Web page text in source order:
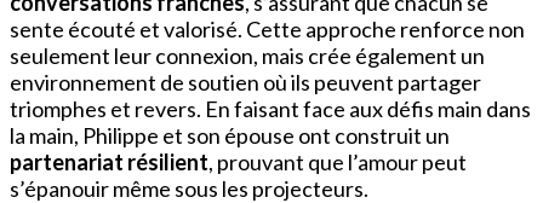
sente écouté et valorisé. Cette approche renforce non
seulement leur connexion, mais crée également un
environnement de soutien où ils peuvent partager
triomphes et revers. En faisant face aux défis main dans
la main, Philippe et son épouse ont construit un
partenariat résilient, prouvant que l’amour peut
s’épanouir même sous les projecteurs.